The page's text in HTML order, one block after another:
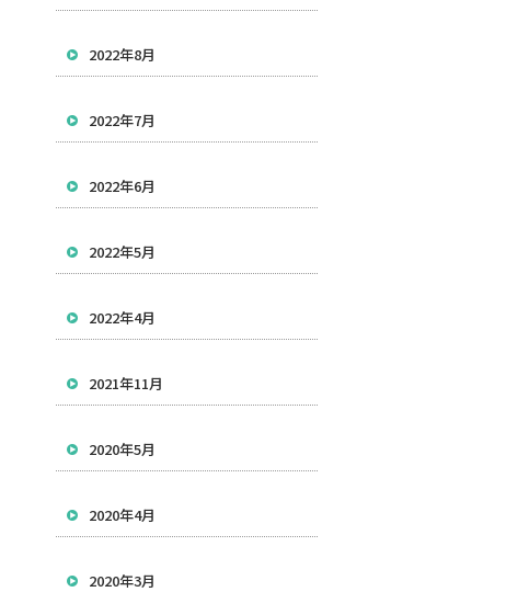
2022年8月
2022年7月
2022年6月
2022年5月
2022年4月
2021年11月
2020年5月
2020年4月
2020年3月